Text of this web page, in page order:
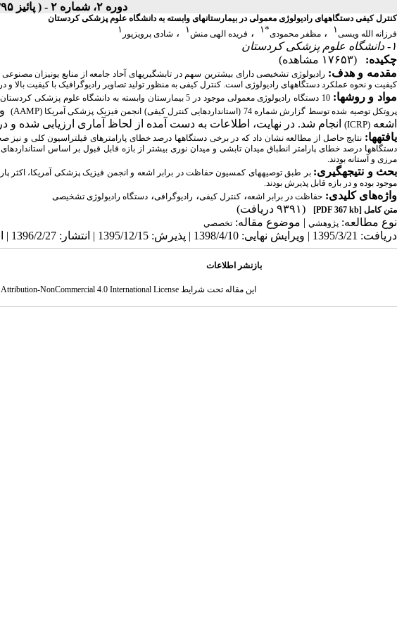
دوره ۲، شماره ۲ - ( پائیز ۱۳۹۵ )
کنترل کیفی دستگاههای رادیولوژی معمولی در بیمارستانهای وابسته به دانشگاه علوم پزشکی کردستان
فرزانه الله ویسی۱ ، مظفر محمودی*۱ ، فریده الهی منش۱ ، شادی پرویزپور ۱
۱- دانشگاه علوم پزشکی کردستان
چکیده:
(۱۷۶۵۳ مشاهده)
مقدمه و هدف: رادیولوژی تشخیصی دارای بیشترین سهم در تابش­گیری­های آحاد جامعه از منابع یونیزان
کیفیت و نحوه عملکرد دستگاههای رادیولوژی است. کنترل کیفی به منظور تولید تصاویر رادیوگرافیک با کیفیت بالا و
مواد و روشها:
پروتکل توصیه شده توسط گزارش شماره 74 (استانداردهایی کنترل کیفی) انجمن فیزیک پزشکی آمریکا
(AAMP)
اشعه (ICRP) انجام شد. در نهایت، اطلاعات به دست آمده از لحاظ آماری ارزیابی شده و
یافته­ها: نتایج حاصل از مطالعه نشان داد که در برخی دستگاهها درصد خطای پارامترهای فیلتراسیون کلی و نیز
دستگاهها درصد خطای پارامتر انطباق میدان تابشی و میدان نوری بیشتر از بازه قابل قبول بر اساس
مرزی و آستانه بودند.
بحث و نتیجه­گیری: بر طبق توصیه­های کمسیون حفاظت در برابر اشعه و انجمن فیزیک پزشکی آمریکا، اکثر
موجود بوده و در بازه قابل پذیرش بودند.
واژه‌های کلیدی: حفاظت در برابر اشعه، کنترل کیفی، رادیوگرافی، دستگاه رادیولوژی تشخیصی
متن کامل [PDF 367 kb]
(۹۳۹۱ دریافت)
نوع مطالعه: پژوهشي | موضوع مقاله: تخصصي
دریافت: 1395/3/21 | ویرایش نهایی: 1398/4/10 | پذیرش: 1395/12/15 | انتشار: 1396/2/27 | انتشار الکترونیک: 1396/2/27
بازنشر اطلاعات
این مقاله تحت شرایطNonCommercial 4.0 International License